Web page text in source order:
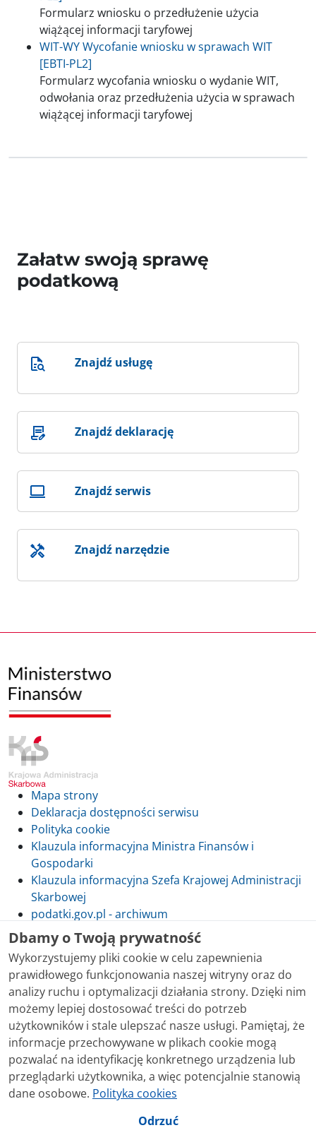
Formularz wniosku o przedłużenie użycia
wiążącej informacji taryfowej
WIT-WY Wycofanie wniosku w sprawach WIT
[EBTI-PL2]
Formularz wycofania wniosku o wydanie WIT,
odwołania oraz przedłużenia użycia w sprawach
wiążącej informacji taryfowej
Załatw swoją sprawę
podatkową
Znajdź usługę
Znajdź deklarację
Znajdź serwis
Znajdź narzędzie
Mapa strony
Deklaracja dostępności serwisu
Polityka cookie
Klauzula informacyjna Ministra Finansów i
Gospodarki
Klauzula informacyjna Szefa Krajowej Administracji
Skarbowej
podatki.gov.pl - archiwum
Skontaktuj się z nami
Treści zamieszczone w serwisie udostępniamy
bezpłatnie. Korzystanie z treści opublikowanych w
serwisie podatki.gov.pl, niezależnie od celu i sposobu
korzystania, nie wymaga zgody Ministerstwa Finansów.
Treści znaczone w serwisie jako treści będące
przedmiotem praw autorskich, o ile nie jest to
stwierdzone inaczej, są udostępniane na licencji
Dbamy o Twoją prywatność
Wykorzystujemy pliki cookie w celu zapewnienia
prawidłowego funkcjonowania naszej witryny oraz do
analizy ruchu i optymalizacji działania strony. Dzięki nim
możemy lepiej dostosować treści do potrzeb
użytkowników i stale ulepszać nasze usługi. Pamiętaj, że
informacje przechowywane w plikach cookie mogą
pozwalać na identyfikację konkretnego urządzenia lub
przeglądarki użytkownika, a więc potencjalnie stanowią
dane osobowe. Polityka cookies
Odrzuć